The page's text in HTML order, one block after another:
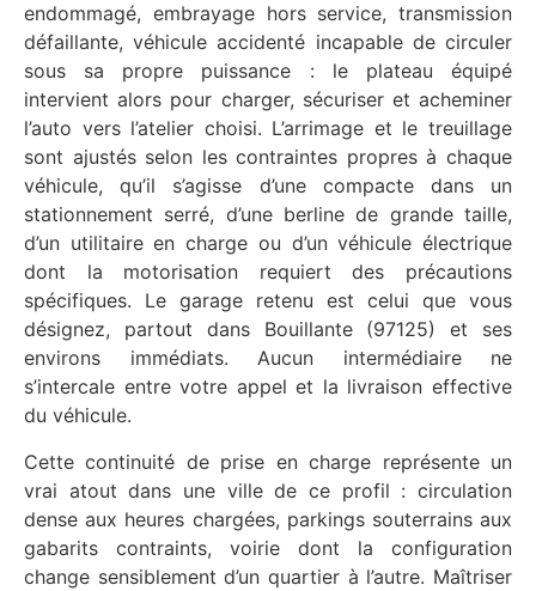
endommagé, embrayage hors service, transmission
défaillante, véhicule accidenté incapable de circuler
sous sa propre puissance : le plateau équipé
intervient alors pour charger, sécuriser et acheminer
l’auto vers l’atelier choisi. L’arrimage et le treuillage
sont ajustés selon les contraintes propres à chaque
véhicule, qu’il s’agisse d’une compacte dans un
stationnement serré, d’une berline de grande taille,
d’un utilitaire en charge ou d’un véhicule électrique
dont la motorisation requiert des précautions
spécifiques. Le garage retenu est celui que vous
désignez, partout dans Bouillante (97125) et ses
environs immédiats. Aucun intermédiaire ne
s’intercale entre votre appel et la livraison effective
du véhicule.
Cette continuité de prise en charge représente un
vrai atout dans une ville de ce profil : circulation
dense aux heures chargées, parkings souterrains aux
gabarits contraints, voirie dont la configuration
change sensiblement d’un quartier à l’autre. Maîtriser